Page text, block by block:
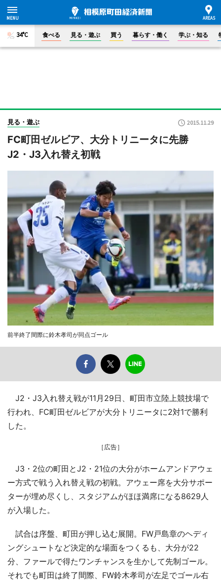
34°C 食べる 見る・遊ぶ 買う 暮らす・働く 学ぶ・知る
見る・遊ぶ 2015.11.29
FC町田ゼルビア、大分トリニータに先勝
J2・J3入れ替え初戦
前半終了間際に鈴木孝司が同点ゴール
J2・J3入れ替え戦が11月29日、町田市立陸上競技場で
行われ、FC町田ゼルビアが大分トリニータに2対1で勝利
した。
［広告］
J3・2位の町田とJ2・21位の大分がホームアンドアウェ
ー方式で戦う入れ替え戦の初戦。アウェー席を大分サポー
ターが埋め尽くし、スタジアムがほほ満席になる8629人
が入場した。
試合は序盤、町田が押し込む展開。FW戸島章のヘディ
ングシュートなど決定的な場面をつくるも、大分が22
分、ファールで得たワンチャンスを生かして先制ゴール。
それでも町田は終了間際、FW鈴木孝司が左足でゴール右